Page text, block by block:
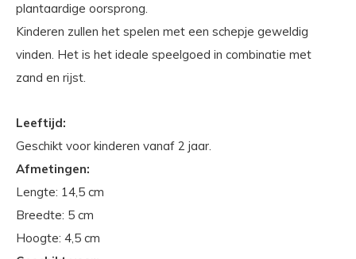
plantaardige oorsprong.
Kinderen zullen het spelen met een schepje geweldig
vinden. Het is het ideale speelgoed in combinatie met
zand en rijst.
Leeftijd:
Geschikt voor kinderen vanaf 2 jaar.
Afmetingen:
Lengte: 14,5 cm
Breedte: 5 cm
Hoogte: 4,5 cm